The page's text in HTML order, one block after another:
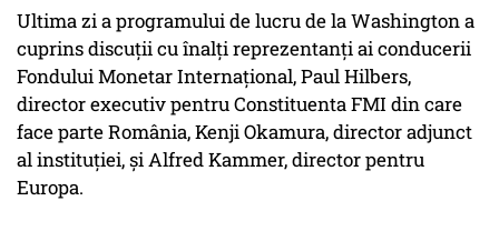
Ultima zi a programului de lucru de la Washington a
cuprins discuții cu înalți reprezentanți ai conducerii
Fondului Monetar Internațional, Paul Hilbers,
director executiv pentru Constituenta FMI din care
face parte România, Kenji Okamura, director adjunct
al instituției, și Alfred Kammer, director pentru
Europa.